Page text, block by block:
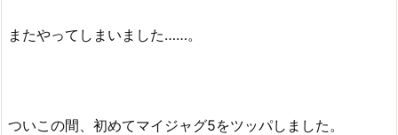
またやってしまいました……。
ついこの間、初めてマイジャグ5をツッパしました。